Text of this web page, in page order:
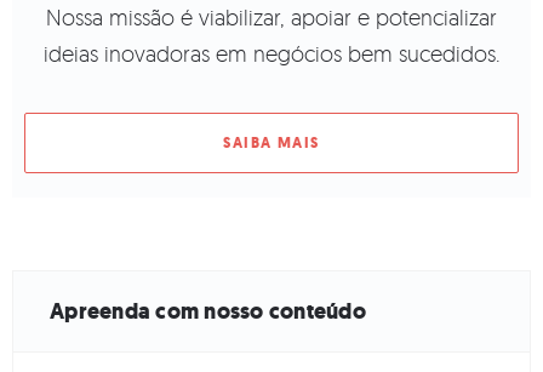
Nossa missão é viabilizar, apoiar e potencializar
ideias inovadoras em negócios bem sucedidos.
SAIBA MAIS
Apreenda com nosso conteúdo